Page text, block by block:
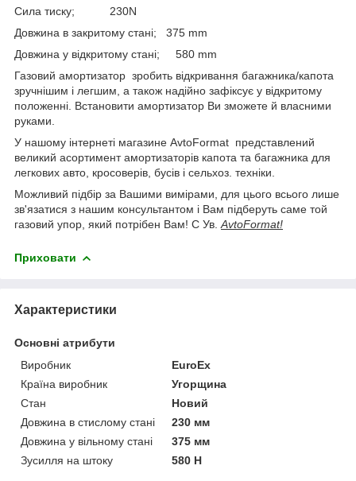
Сила тиску; 230N
Довжина в закритому стані; 375 mm
Довжина у відкритому стані; 580 mm
Газовий амортизатор зробить відкривання багажника/капота
зручнішим і легшим, а також надійно зафіксує у відкритому
положенні. Встановити амортизатор Ви зможете й власними
руками.
У нашому інтернеті магазине AvtoFormat представлений
великий асортимент амортизаторів капота та багажника для
легкових авто, кросоверів, бусів і сельхоз. техніки.
Можливий підбір за Вашими вимірами, для цього всього лише
зв'язатися з нашим консультантом і Вам підберуть саме той
газовий упор, який потрібен Вам! С Ув. AvtoFormat!
Приховати
Характеристики
Основні атрибути
Виробник
EuroEx
Країна виробник
Угорщина
Стан
Новий
Довжина в стислому стані
230 мм
Довжина у вільному стані
375 мм
Зусилля на штоку
580 Н